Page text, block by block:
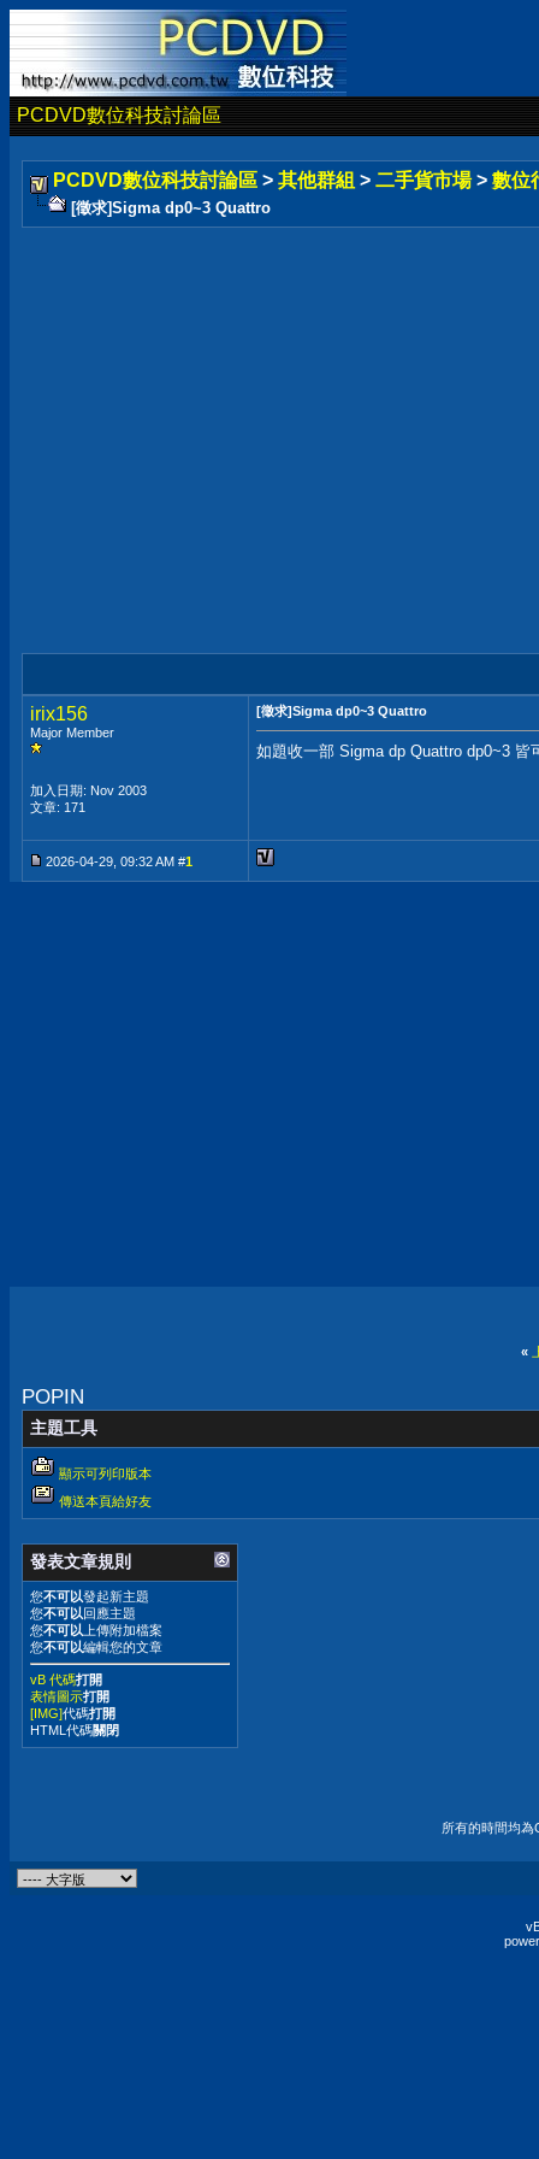
PCDVD數位科技討論區
PCDVD數位科技討論區 > 其他群組 > 二手貨市場 > 數位
[徵求]Sigma dp0~3 Quattro
irix156
Major Member
加入日期: Nov 2003
文章: 171
[徵求]Sigma dp0~3 Quattro
如題收一部 Sigma dp Quattro dp0~3
2026-04-29, 09:32 AM #1
«
POPIN
主題工具
顯示可列印版本
傳送本頁給好友
發表文章規則
您不可以發起新主題
您不可以回應主題
您不可以 上傳附加檔案
您不可以編輯您的文章
vB 代碼打開
表情圖示打開
[IMG]代碼打開
HTML代碼關閉
所有的時間均為